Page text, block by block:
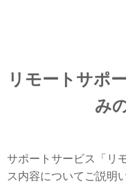
リモートサポ
み
サポートサービス「リ
ス内容についてご説明